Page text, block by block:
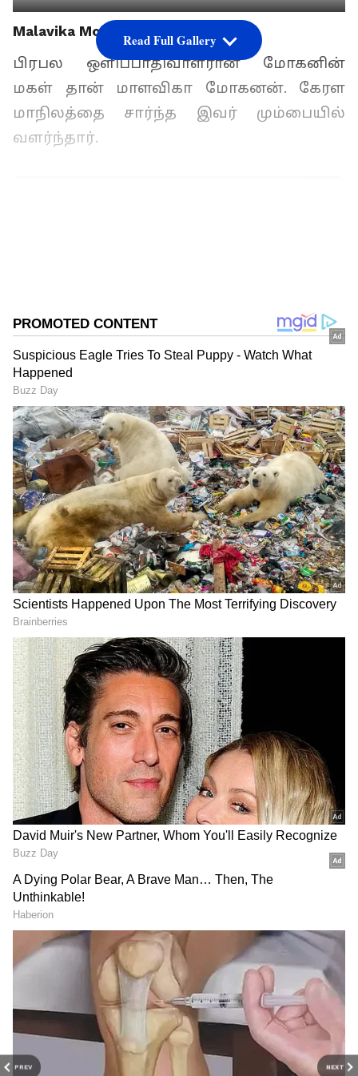
PREV NEXT
Malavika Mohanan
பிரபல ஒளிப்பாதிவாளரான மோகனின்
மகள் தான் மாளவிகா மோகனன். கேரள
மாநிலத்தை சார்ந்த இவர் மும்பையில்
வளர்ந்தார்.
2
9
Malavika Mohanan
தனது தந்தையைப் போலவே
ஒளிப்பதிவாளர் அல்லது இயக்குனராக
வேண்டும் என்கிற கனவில் மும்பை வில்சன்
கல்லூரிகள் மாஸ் மீடியா படிப்பை
முடித்திருந்தார்மாளவிகா மோகன்.
மேலும் செய்திகளுக்கு....
சர்வதேச
திரைப்பட விழா பட்டியலில் இடம் பெற்ற
சூர்யாவின் ஜெய் பீம்
Read Full Gallery